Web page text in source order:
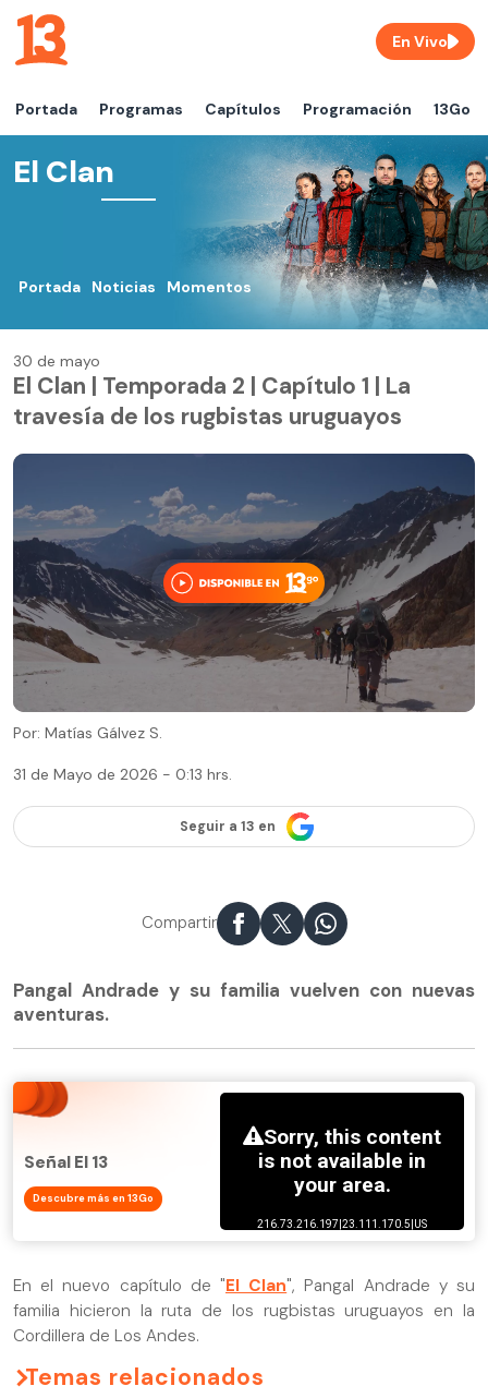
Portada Programas Capítulos Programación 13Go
En Vivo
El Clan
Portada Noticias Momentos
30 de mayo
El Clan | Temporada 2 | Capítulo 1 | La
travesía de los rugbistas uruguayos
Por: Matías Gálvez S.
31 de Mayo de 2026 - 0:13 hrs.
Seguir a 13 en
Compartir
Pangal Andrade y su familia vuelven con nuevas
aventuras.
Señal El 13
Descubre más en 13Go
En el nuevo capítulo de "El Clan", Pangal Andrade y su
familia hicieron la ruta de los rugbistas uruguayos en la
Cordillera de Los Andes.
Temas relacionados